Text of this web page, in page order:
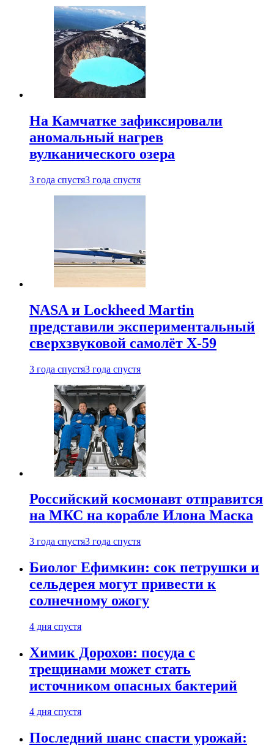
На Камчатке зафиксировали
аномальный нагрев
вулканического озера
3 года спустя3 года спустя
NASA и Lockheed Martin
представили экспериментальный
сверхзвуковой самолёт X-59
3 года спустя3 года спустя
Российский космонавт отправится
на МКС на корабле Илона Маска
3 года спустя3 года спустя
Биолог Ефимкин: сок петрушки и
сельдерея могут привести к
солнечному ожогу
4 дня спустя
Химик Дорохов: посуда с
трещинами может стать
источником опасных бактерий
4 дня спустя
Последний шанс спасти урожай: